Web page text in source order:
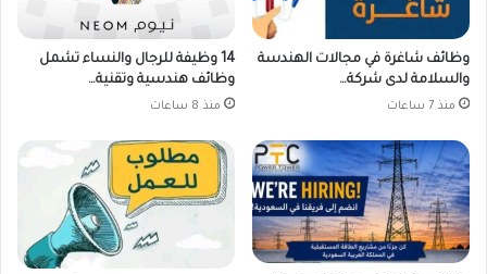
وظائف شاغرة في مجالات الهندسة
والسلامة لدى شركة…
منذ 7 ساعات
14 وظيفة للرجال والنساء تشمل
وظائف هندسية وتقنية…
منذ 8 ساعات